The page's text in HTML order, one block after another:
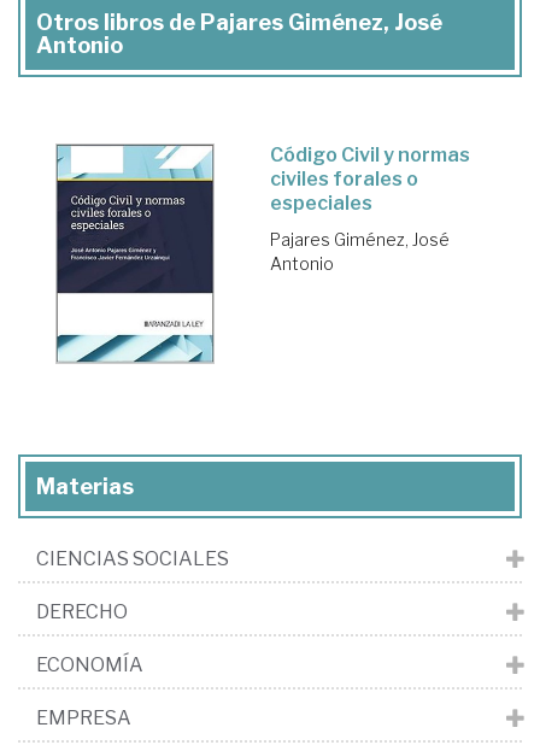
Otros libros de Pajares Giménez, José
Antonio
Código Civil y normas
civiles forales o
especiales
Pajares Giménez, José
Antonio
Materias
CIENCIAS SOCIALES
DERECHO
ECONOMÍA
EMPRESA